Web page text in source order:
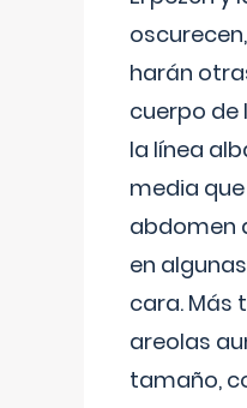
harán
cuerpo de
la línea
media
abdomen
en
cara. Más
areolas
tamaño,